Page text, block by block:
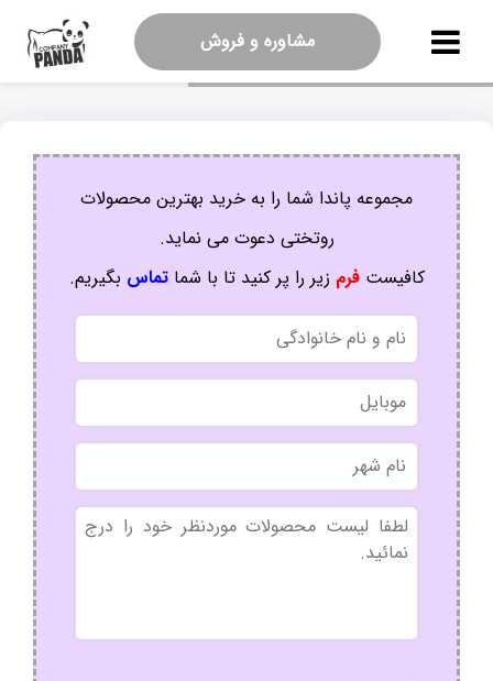
مشاوره و فروش
مجموعه پاندا شما را به خرید بهترین محصولات
روتختی دعوت می نماید.
کافیستفرم زیر را پر کنید تا با شماتماس بگیریم.
نام
و
نام
خانوادگی
موبایل
نام
شهر
بدون
عنوان